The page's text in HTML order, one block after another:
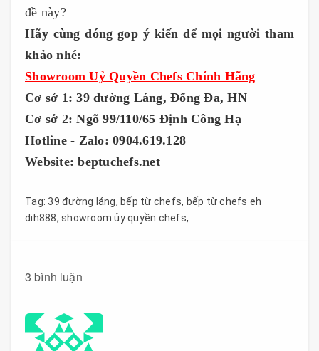
đề này?
Hãy cùng đóng gop ý kiến để mọi người tham
khảo nhé:
Showroom Uỷ Quyền Chefs Chính Hãng
Cơ sở 1: 39 đường Láng, Đống Đa, HN
Cơ sở 2: Ngõ 99/110/65 Định Công Hạ
Hotline - Zalo: 0904.619.128
Website: beptuchefs.net
Tag: 39 đường láng, bếp từ chefs, bếp từ chefs eh
dih888, showroom ủy quyền chefs,
3 bình luận